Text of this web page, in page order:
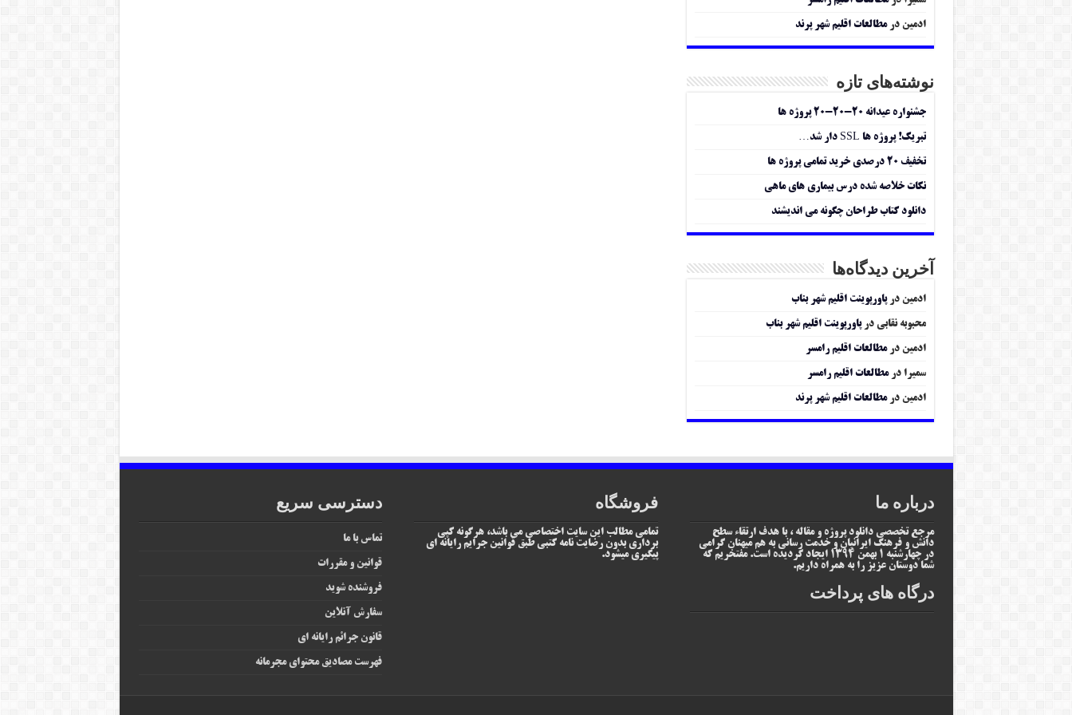
ادمین درمطالعات اقلیم شهر پرند
نوشته‌های تازه
جشنواره عیدانه ۲۰-۲۰-۲۰ پروژه ها
تبریک! پروژه ها SSL دار شد…
تخفیف ۲۰ درصدی خرید تمامی پروژه ها
نکات خلاصه شده درس بیماری های ماهی
دانلود کتاب طراحان چگونه می اندیشند
آخرین دیدگاه‌ها
ادمین درپاورپوینت اقلیم شهر بناب
محبوبه نقابی درپاورپوینت اقلیم شهر بناب
ادمین درمطالعات اقلیم رامسر
سمیرا درمطالعات اقلیم رامسر
ادمین درمطالعات اقلیم شهر پرند
درباره ما
مرجع تخصصی دانلود پروژه و مقاله ، با هدف ارتقاء سطح
دانش و فرهنگ ایرانیان و خدمت رسانی به هم میهنان گرامی
در چهارشنبه 1 بهمن 1394 ایجاد گردیده است. مفتخریم که
شما دوستان عزیز را به همراه داریم.
درگاه های پرداخت
فروشگاه
تمامی مطالب این سایت اختصاصی می باشد، هرگونه کپی
برداری بدون رضایت نامه کتبی طبق قوانین جرایم رایانه ای
پیگیری میشود.
دسترسی سریع
تماس با ما
قوانین و مقررات
فروشنده شوید
سفارش آنلاین
قانون جرائم رایانه‌ ای
فهرست مصادیق محتوای مجرمانه